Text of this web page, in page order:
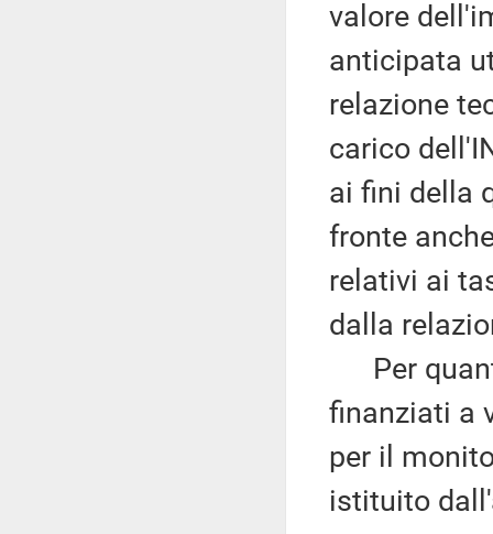
valore
anticipata
relazione
carico
ai fini della
fronte
relativi ai
dalla
Per
finanziati a
per il
istituito